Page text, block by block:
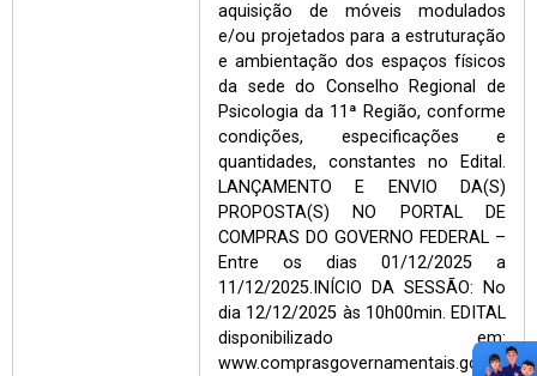
aquisição de móveis modulados
e/ou projetados para a estruturação
e ambientação dos espaços físicos
da sede do Conselho Regional de
Psicologia da 11ª Região, conforme
condições, especificações e
quantidades, constantes no Edital.
LANÇAMENTO E ENVIO DA(S)
PROPOSTA(S) NO PORTAL DE
COMPRAS DO GOVERNO FEDERAL –
Entre os dias 01/12/2025 a
11/12/2025.INÍCIO DA SESSÃO: No
dia 12/12/2025 às 10h00min. EDITAL
disponibilizado em:
www.comprasgovernamentais.gov.br